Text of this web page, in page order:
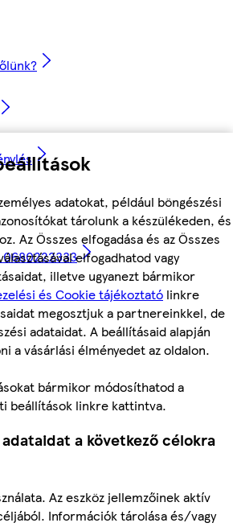
adatokat, például böngészési
tárolunk a készülékeden, és
Az Összes elfogadása és az Összes
elfogadhatod vagy
illetve ugyanezt bármikor
és Cookie tájékoztató linkre
megosztjuk a partnereinkkel, de
adataidat. A beállításaid alapján
a vásárlási élményedet az oldalon.
bármikor módosíthatod a
beállítások linkre kattintva.
a következő célokra
Az eszköz jellemzőinek aktív
Információk tárolása és/vagy
0680222333